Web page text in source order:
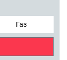
Газ